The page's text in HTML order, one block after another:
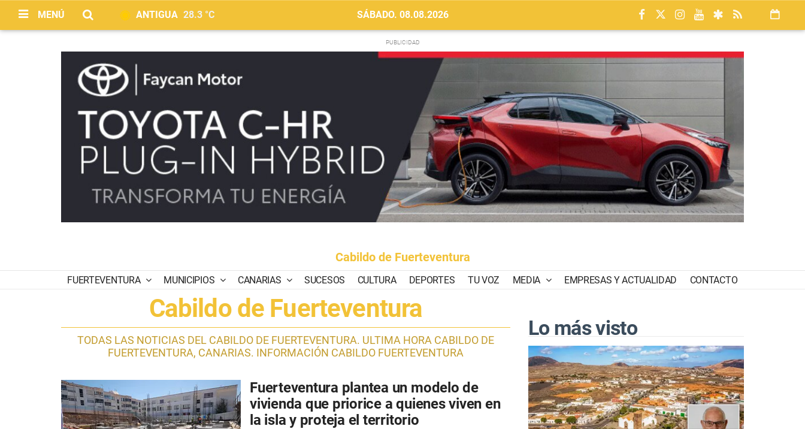
MENÚ ANTIGUA 28.3 °C SÁBADO. 08.08.2026
Cabildo de Fuerteventura
FUERTEVENTURA MUNICIPIOS CANARIAS SUCESOS CULTURA DEPORTES TU VOZ MEDIA EMPRESAS Y ACTUALIDAD CONTACTO
Cabildo de Fuerteventura
TODAS LAS NOTICIAS DEL CABILDO DE FUERTEVENTURA. ULTIMA HORA CABILDO DE
FUERTEVENTURA, CANARIAS. INFORMACIÓN CABILDO FUERTEVENTURA
Fuerteventura plantea un modelo de
vivienda que priorice a quienes viven en
la isla y proteja el territorio
Lo más visto